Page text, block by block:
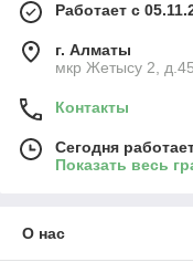
Работает с
г. Алматы
мкр Жетысу 2,
Контакты
Сегодня
Показать весь
О нас